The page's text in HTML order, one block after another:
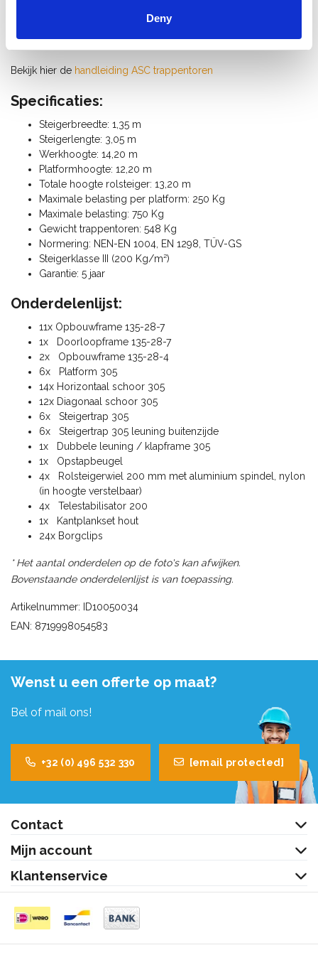
Deny
en hoogwaardige materialen maakt deze steiger ideaal voor
intensief professioneel gebruik.
Bekijk hier de handleiding ASC trappentoren
Specificaties:
Steigerbreedte: 1,35 m
Steigerlengte: 3,05 m
Werkhoogte: 14,20 m
Platformhoogte: 12,20 m
Totale hoogte rolsteiger: 13,20 m
Maximale belasting per platform: 250 Kg
Maximale belasting: 750 Kg
Gewicht trappentoren: 548 Kg
Normering: NEN-EN 1004, EN 1298, TÜV-GS
Steigerklasse III (200 Kg/m²)
Garantie: 5 jaar
Onderdelenlijst:
11x Opbouwframe 135-28-7
1x Doorloopframe 135-28-7
2x Opbouwframe 135-28-4
6x Platform 305
14x Horizontaal schoor 305
12x Diagonaal schoor 305
6x Steigertrap 305
6x Steigertrap 305 leuning buitenzijde
1x Dubbele leuning / klapframe 305
1x Opstapbeugel
4x Rolsteigerwiel 200 mm met aluminium spindel, nylon
(in hoogte verstelbaar)
4x Telestabilisator 200
1x Kantplankset hout
24x Borgclips
* Het aantal onderdelen op de foto's kan afwijken.
Bovenstaande onderdelenlijst is van toepassing.
Artikelnummer: ID10050034
EAN: 8719998054583
Wenst u een offerte op maat?
Bel of mail ons!
+32 (0) 496 532 330 [email protected]
Contact
Mijn account
Klantenservice